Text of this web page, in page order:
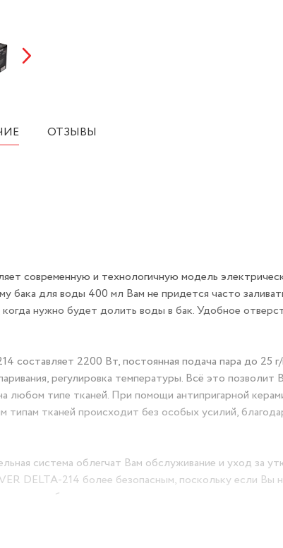
ОТЗЫВЫ
современную и технологичную модель
бака для воды 400 мл Вам не придется часто
нужно будет долить воды в бак. Удобное
составляет 2200 Вт, постоянная подача пара до 25
регулировка температуры. Всё это позволит
любом типе тканей. При помощи антипригарной
тканей происходит без особых усилий,
система облегчат Вам обслуживание и уход за
DELTA-214 более безопасным, поскольку если Вы
более положенного времени, то утюг сам